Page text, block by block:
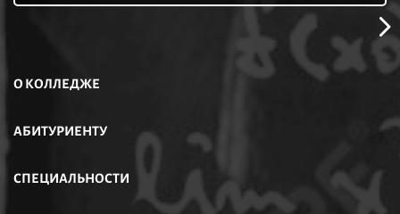
О КОЛЛЕДЖЕ
АБИТУРИЕНТУ
СПЕЦИАЛЬНОСТИ